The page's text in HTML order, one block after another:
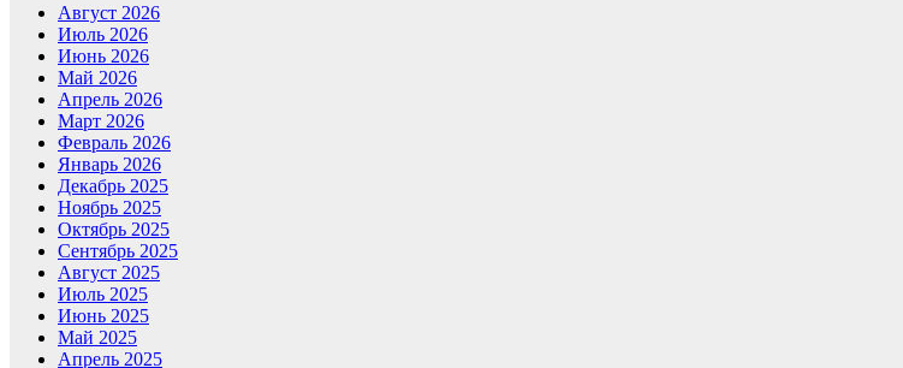
Август 2026
Июль 2026
Июнь 2026
Май 2026
Апрель 2026
Март 2026
Февраль 2026
Январь 2026
Декабрь 2025
Ноябрь 2025
Октябрь 2025
Сентябрь 2025
Август 2025
Июль 2025
Июнь 2025
Май 2025
Апрель 2025